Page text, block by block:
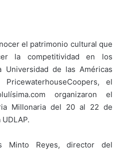
el patrimonio cultural que
la competitividad en los
Universidad de las Américas
el
organizaron el
Millonaria del 20 al 22 de
Minto Reyes, director del